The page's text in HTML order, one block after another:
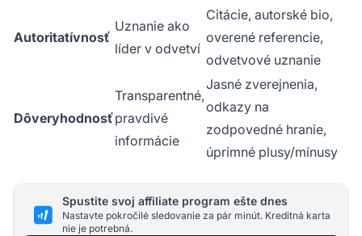
Autoritatívnosť
Uznanie ako
líder v odvetví
Citácie, autorské bio,
overené referencie,
odvetvové uznanie
Dôveryhodnosť
Transparentné,
pravdivé
informácie
Jasné zverejnenia,
odkazy na
zodpovedné hranie,
úprimné plusy/mínusy
Spustite svoj affiliate program ešte dnes
Nastavte pokročilé sledovanie za pár minút. Kreditná karta
nie je potrebná.